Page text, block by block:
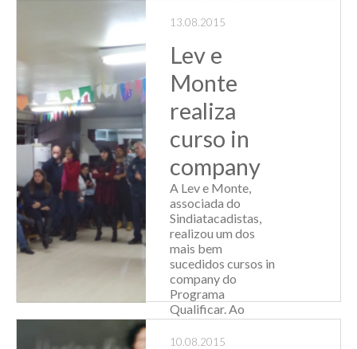
mantenha-se
Leia Mais
13.08.2015
Lev e
Monte
realiza
curso in
company
A Lev e Monte,
associada do
Sindiatacadistas,
realizou um dos
mais bem
sucedidos cursos in
company do
Programa
Qualificar. Ao
todo, 50
colaboradores
10.08.2015